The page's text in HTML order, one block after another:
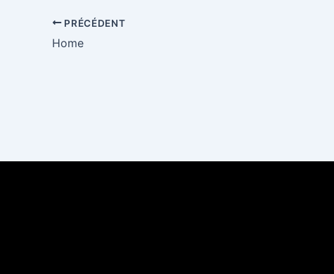
PRÉCÉDENT
Home